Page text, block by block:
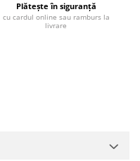
Plătește în siguranță
cu cardul online sau ramburs la
livrare